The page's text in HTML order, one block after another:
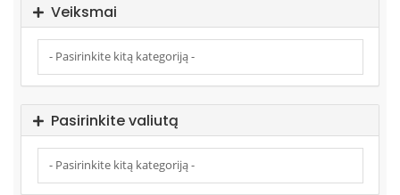
Veiksmai
Pasirinkite valiutą